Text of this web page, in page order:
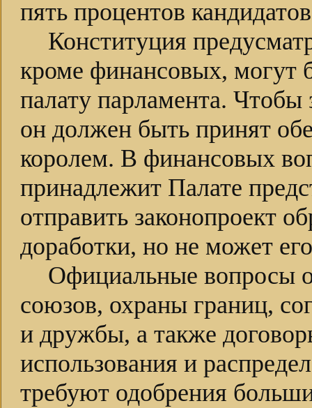
пять процентов
Конституция
кроме финансовых, могут
палату парламента. Чтобы
он должен быть принят
королем. В финансовых
принадлежит Палате
отправить законопроект
доработки, но не может
Официальные вопросы
союзов, охраны границ,
и дружбы, а также
использования и
требуют одобрения